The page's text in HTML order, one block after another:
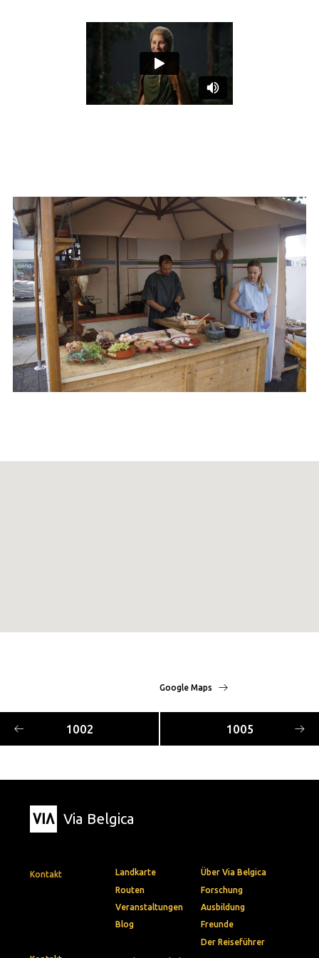
Google Maps
1002 1005
Via Belgica
Kontakt
Landkarte
Routen
Veranstaltungen
Blog
Über Via Belgica
Forschung
Ausbildung
Freunde
Der Reiseführer